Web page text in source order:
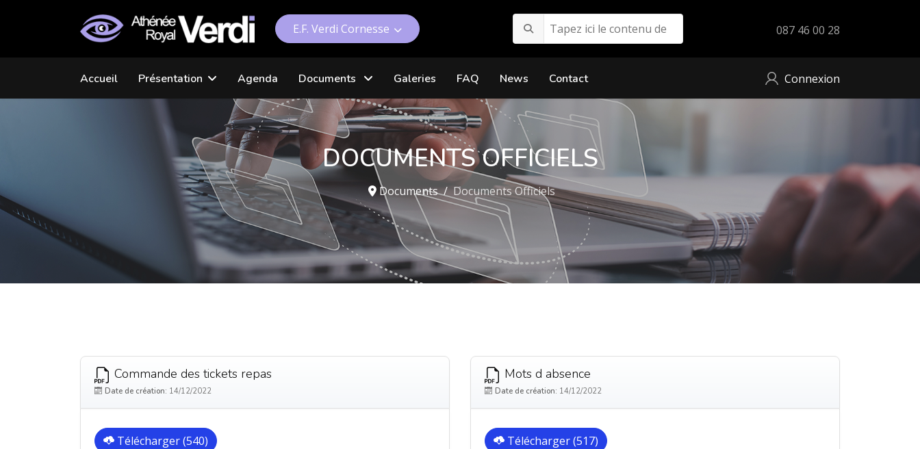
E.F. Verdi Cornesse 087 46 00 28
Accueil Présentation Agenda Documents Galeries FAQ News Contact Connexion
DOCUMENTS OFFICIELS
Documents Documents Officiels
Commande des tickets repas
Date de création: 14/12/2022
Télécharger (540)
Mots d absence
Date de création: 14/12/2022
Télécharger (517)